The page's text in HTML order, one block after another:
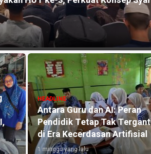
HEADLINE
Antara Guru dan AI: Peran
Pendidik Tetap Tak
di Era Kecerdasan Artifisial
1 minggu yang lalu